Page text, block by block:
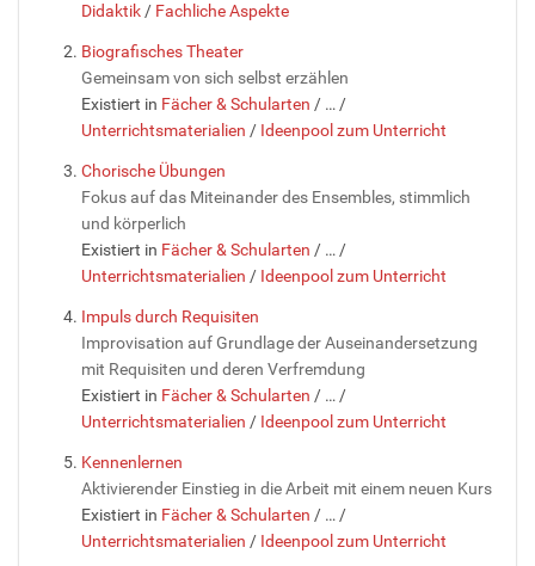
Didaktik / Fachliche Aspekte
Biografisches Theater
Gemeinsam von sich selbst erzählen
Existiert in Fächer & Schularten / … /
Unterrichtsmaterialien / Ideenpool zum Unterricht
Chorische Übungen
Fokus auf das Miteinander des Ensembles, stimmlich
und körperlich
Existiert in Fächer & Schularten / … /
Unterrichtsmaterialien / Ideenpool zum Unterricht
Impuls durch Requisiten
Improvisation auf Grundlage der Auseinandersetzung
mit Requisiten und deren Verfremdung
Existiert in Fächer & Schularten / … /
Unterrichtsmaterialien / Ideenpool zum Unterricht
Kennenlernen
Aktivierender Einstieg in die Arbeit mit einem neuen Kurs
Existiert in Fächer & Schularten / … /
Unterrichtsmaterialien / Ideenpool zum Unterricht